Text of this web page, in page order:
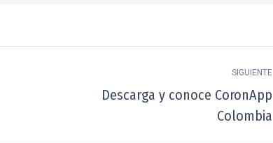
SIGUIENTE
Publicación
Descarga y conoce CoronApp
Colombia